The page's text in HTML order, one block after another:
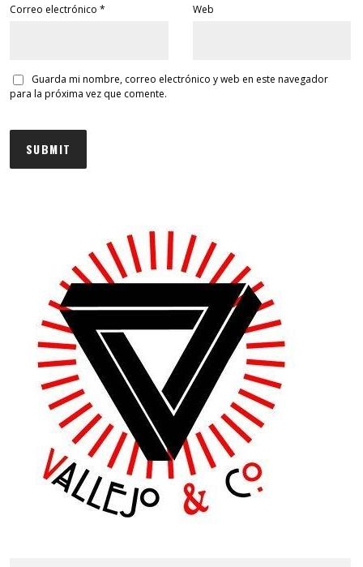
Correo electrónico * Web
Guarda mi nombre, correo electrónico y web en este navegador
para la próxima vez que comente.